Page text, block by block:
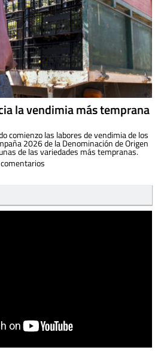
la vendimia más temprana
comienzo las labores de vendimia de los
2026 de la Denominación de Origen
de las variedades más tempranas.